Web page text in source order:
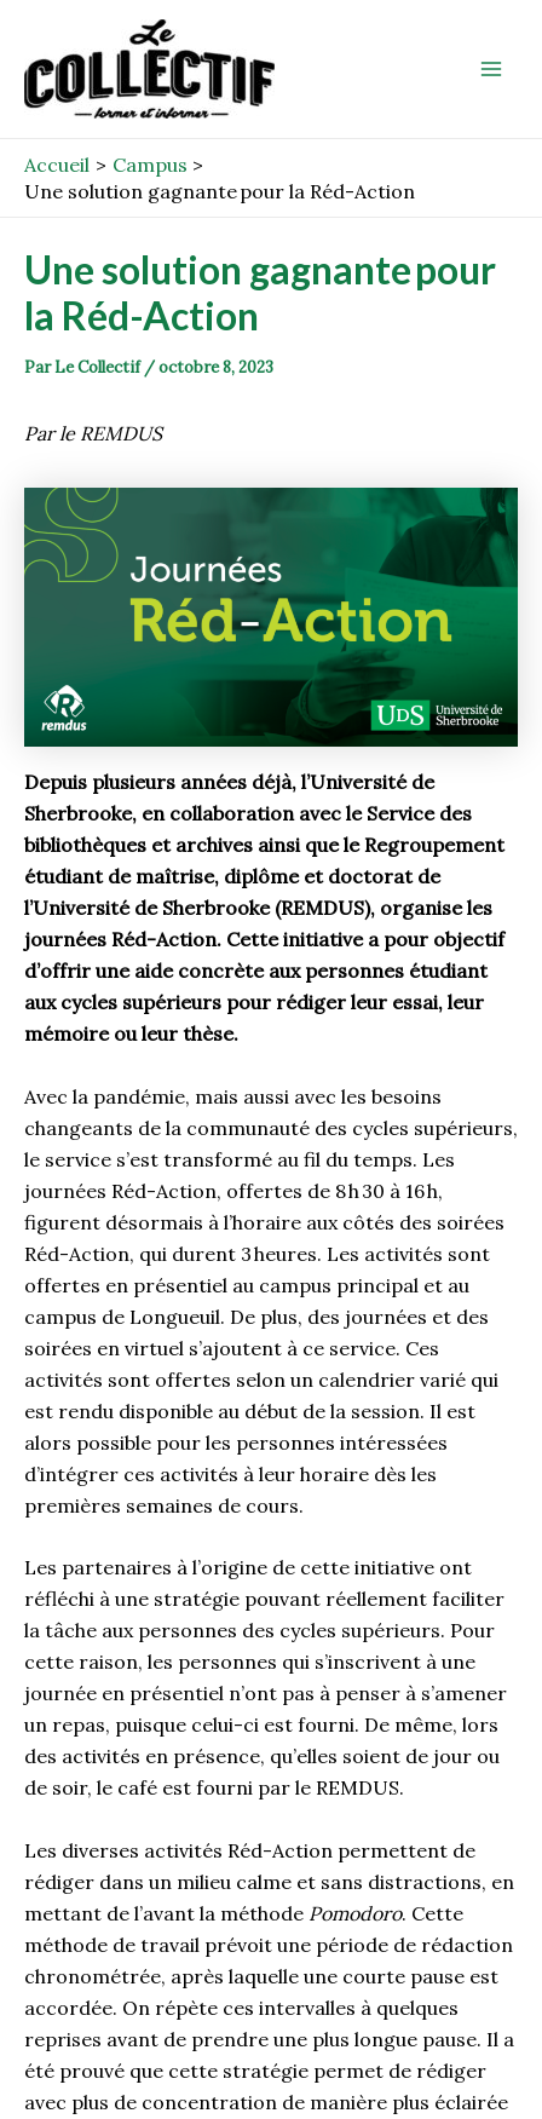
contenu
Accueil
Campus
Une solution gagnante pour la Réd-Action
Une solution gagnante pour
la Réd-Action
ParLe Collectif /octobre 8, 2023
Par le REMDUS
Depuis plusieurs années déjà, l’Université de
Sherbrooke, en collaboration avec le Service des
bibliothèques et archives ainsi que le Regroupement
étudiant de maîtrise, diplôme et doctorat de
l’Université de Sherbrooke (REMDUS), organise les
journées Réd-Action. Cette initiative a pour objectif
d’offrir une aide concrète aux personnes étudiant
aux cycles supérieurs pour rédiger leur essai, leur
mémoire ou leur thèse.
Avec la pandémie, mais aussi avec les besoins
changeants de la communauté des cycles supérieurs,
le service s’est transformé au fil du temps. Les
journées Réd-Action, offertes de 8 h 30 à 16 h,
figurent désormais à l’horaire aux côtés des soirées
Réd-Action, qui durent 3 heures. Les activités sont
offertes en présentiel au campus principal et au
campus de Longueuil. De plus, des journées et des
soirées en virtuel s’ajoutent à ce service. Ces
activités sont offertes selon un calendrier varié qui
est rendu disponible au début de la session. Il est
alors possible pour les personnes intéressées
d’intégrer ces activités à leur horaire dès les
premières semaines de cours.
Les partenaires à l’origine de cette initiative ont
réfléchi à une stratégie pouvant réellement faciliter
la tâche aux personnes des cycles supérieurs. Pour
cette raison, les personnes qui s’inscrivent à une
journée en présentiel n’ont pas à penser à s’amener
un repas, puisque celui-ci est fourni. De même, lors
des activités en présence, qu’elles soient de jour ou
de soir, le café est fourni par le REMDUS.
Les diverses activités Réd-Action permettent de
rédiger dans un milieu calme et sans distractions, en
mettant de l’avant la méthode Pomodoro. Cette
méthode de travail prévoit une période de rédaction
chronométrée, après laquelle une courte pause est
accordée. On répète ces intervalles à quelques
reprises avant de prendre une plus longue pause. Il a
été prouvé que cette stratégie permet de rédiger
avec plus de concentration de manière plus éclairée
navigation